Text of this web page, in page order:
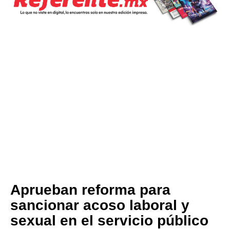
Aprueban reforma para
sancionar acoso laboral y
sexual en el servicio público